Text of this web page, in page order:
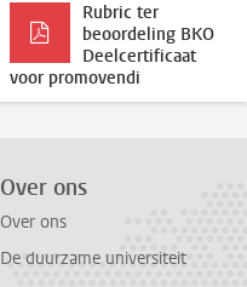
Rubric ter
beoordeling BKO
Deelcertificaat
voor promovendi
Over ons
Over ons
De duurzame universiteit